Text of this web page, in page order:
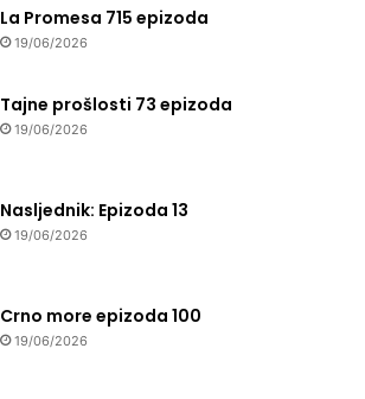
La Promesa 715 epizoda
19/06/2026
Tajne prošlosti 73 epizoda
19/06/2026
Nasljednik: Epizoda 13
19/06/2026
Crno more epizoda 100
19/06/2026